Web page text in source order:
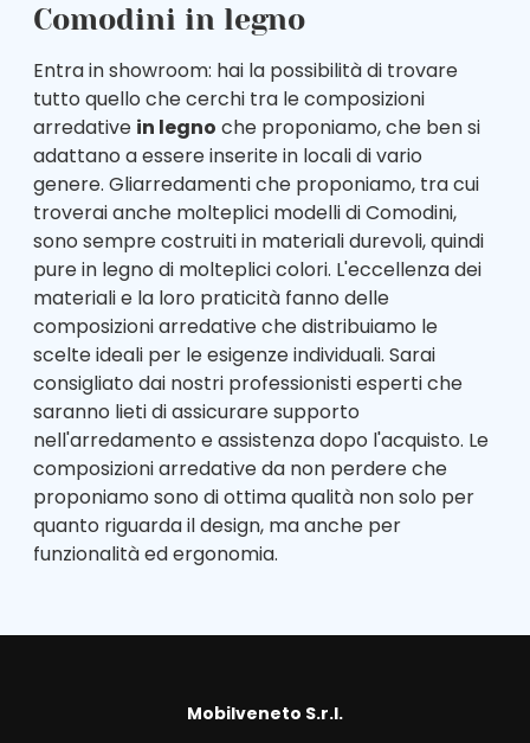
Comodini in legno
Entra in showroom: hai la possibilità di trovare
tutto quello che cerchi tra le composizioni
arredative in legno che proponiamo, che ben si
adattano a essere inserite in locali di vario
genere. Gliarredamenti che proponiamo, tra cui
troverai anche molteplici modelli di Comodini,
sono sempre costruiti in materiali durevoli, quindi
pure in legno di molteplici colori. L'eccellenza dei
materiali e la loro praticità fanno delle
composizioni arredative che distribuiamo le
scelte ideali per le esigenze individuali. Sarai
consigliato dai nostri professionisti esperti che
saranno lieti di assicurare supporto
nell'arredamento e assistenza dopo l'acquisto. Le
composizioni arredative da non perdere che
proponiamo sono di ottima qualità non solo per
quanto riguarda il design, ma anche per
funzionalità ed ergonomia.
Mobilveneto S.r.l.